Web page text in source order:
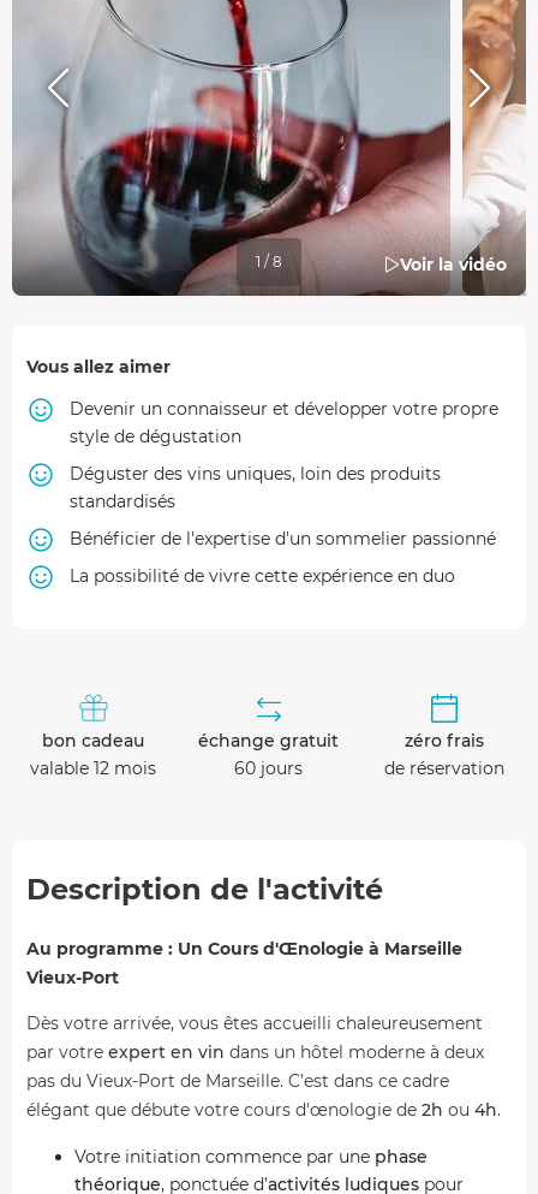
Voir la vidéo
1 / 8
Vous allez aimer
Devenir un connaisseur et développer votre propre
style de dégustation
Déguster des vins uniques, loin des produits
standardisés
Bénéficier de l'expertise d'un sommelier passionné
La possibilité de vivre cette expérience en duo
bon cadeau
valable 12 mois
échange gratuit
60 jours
zéro frais
de réservation
Description de l'activité
Au programme : Un Cours d'Œnologie à Marseille
Vieux-Port
Dès votre arrivée, vous êtes accueilli chaleureusement
par votre expert en vin dans un hôtel moderne à deux
pas du Vieux-Port de Marseille. C’est dans ce cadre
élégant que débute votre cours d'œnologie de 2h ou 4h.
Votre initiation commence par une phase
théorique, ponctuée d’activités ludiques pour